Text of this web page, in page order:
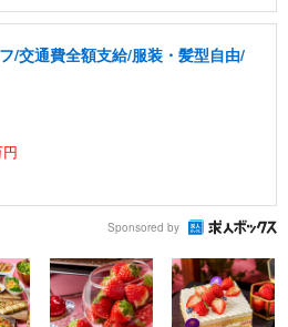
/交通費全額支給/服装・髪型自由/
Sponsored by